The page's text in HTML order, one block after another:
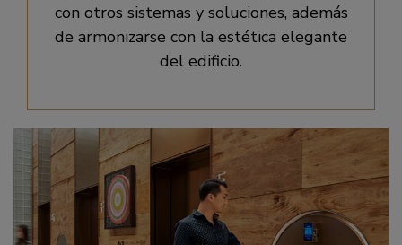
con otros sistemas y soluciones, además
de armonizarse con la estética elegante
del edificio.